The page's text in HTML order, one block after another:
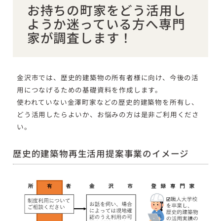
お持ちの町家をどう活用し
ようか迷っている方へ専門
家が調査します！​
金沢市では、歴史的建築物の所有者様に向け、今後の活
用につなげるための基礎資料を作成します。
使われていない金澤町家などの歴史的建築物を所有し、
どう活用したらよいか、お悩みの方は是非ご利用くださ
い。
歴史的建築物再生活用提案事業のイメージ